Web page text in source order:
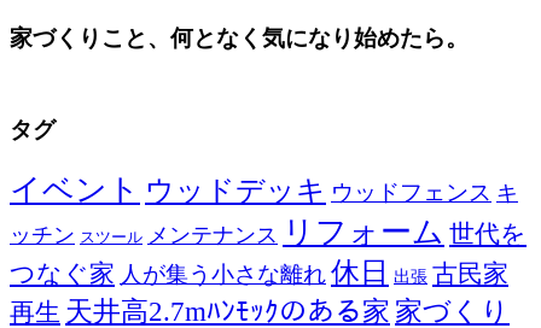
家づくりこと、何となく気になり始めたら。
タグ
イベント ウッドデッキ ウッドフェンス キ
ッチン スツール メンテナンス リフォーム 世代を
つなぐ家 人が集う小さな離れ休日 出張 古民家
再生 天井高2.7mﾊﾝﾓｯｸのある家 家づくり